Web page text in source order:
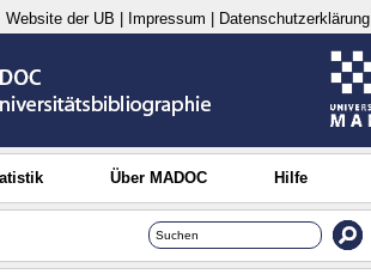
Website der UB Impressum Datenschutzerklärung
Über MADOC Hilfe